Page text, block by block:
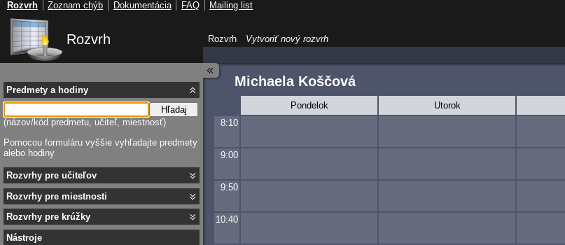
Rozvrh
Michaela Koščová
Pondelok Utorok
8:10
9:00
9:50
10:40
Predmety a hodiny
Hľadaj
(názov/kód predmetu, učiteľ, miestnosť)
Pomocou formuláru vyššie vyhľadajte predmety
alebo hodiny
Rozvrhy pre učiteľov
Rozvrhy pre miestnosti
Rozvrhy pre krúžky
Nástroje
Rozvrh
Vytvoriť nový rozvrh
Rozvrh Zoznam chýb Dokumentácia FAQ Mailing list